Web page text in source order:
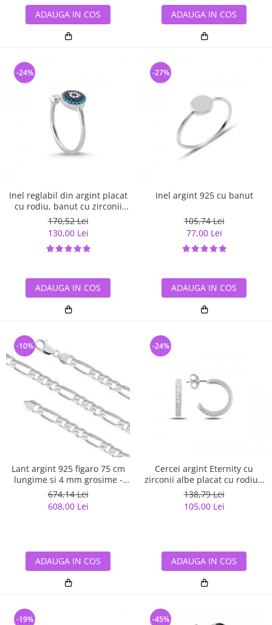
ADAUGA IN COS ADAUGA IN COS
Inel reglabil din argint placat
cu rodiu, banut cu zirconii
albe si albastre
170,52 Lei
130,00 Lei
-24%
ADAUGA IN COS
Inel argint 925 cu banut
105,74 Lei
77,00 Lei
-27%
ADAUGA IN COS
Lant argint 925 figaro 75 cm
lungime si 4 mm grosime -
Classical You LSX0141
674,14 Lei
608,00 Lei
-10%
ADAUGA IN COS
Cercei argint Eternity cu
zirconii albe placat cu rodiu -
ETU0153
138,79 Lei
105,00 Lei
-24%
ADAUGA IN COS
-19% -45%